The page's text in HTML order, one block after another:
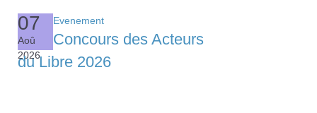
07
Aoû
2026
Evenement
Concours des Acteurs
du Libre 2026